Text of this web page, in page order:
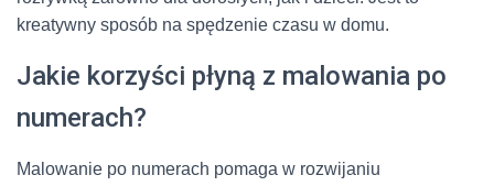
kreatywny sposób na spędzenie czasu w domu.
Jakie korzyści płyną z malowania po
numerach?
Malowanie po numerach pomaga w rozwijaniu